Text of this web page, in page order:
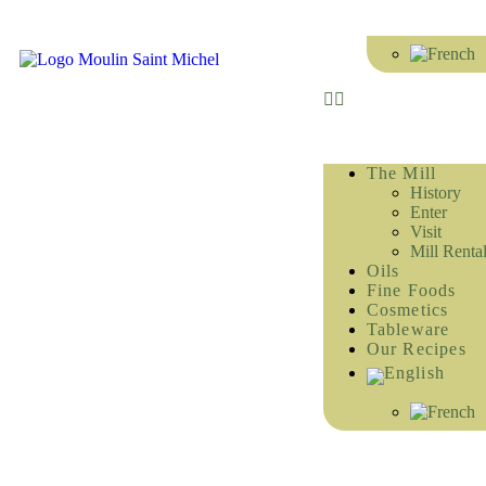
The Mill
History
Enter
Visit
Mill Rental
Oils
Fine Foods
Cosmetics
Tableware
Our Recipes